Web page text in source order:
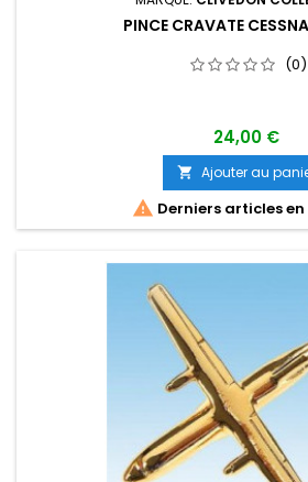
PINCE CRAVATE
(0)
24,00 €
 Ajouter au
 Derniers articles